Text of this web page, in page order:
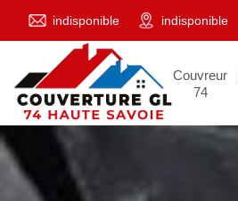
indisponible indisponible
Couvreur
74